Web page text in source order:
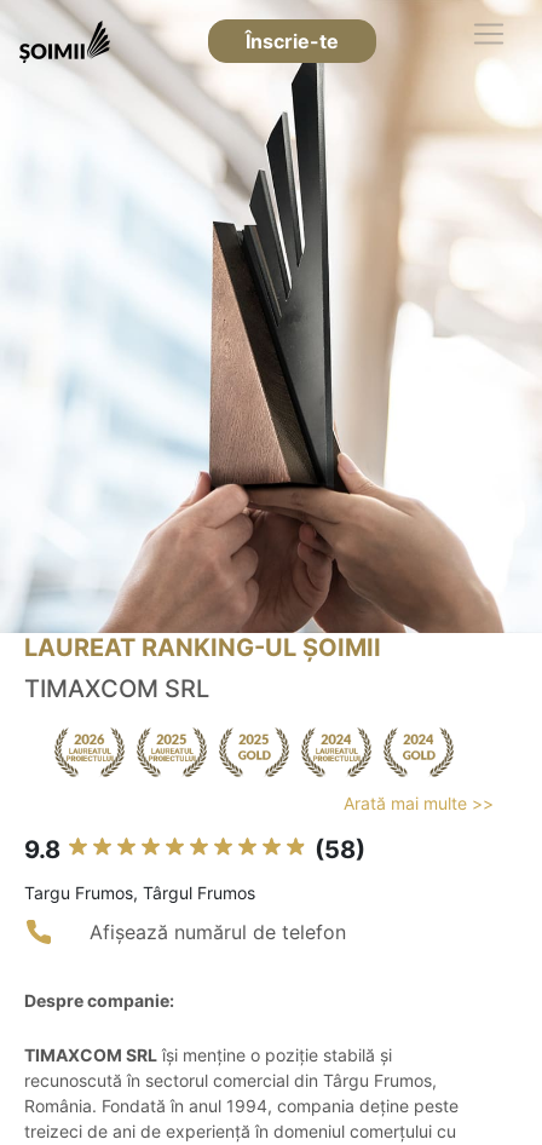
Înscrie-te
LAUREAT RANKING-UL ȘOIMII
TIMAXCOM SRL
Arată mai multe >>
9.8 (58)
Targu Frumos, Târgul Frumos
Afișează numărul de telefon
Despre companie:
TIMAXCOM SRLîși menține o poziție stabilă și
recunoscută în sectorul comercial din Târgu Frumos,
România. Fondată în anul 1994, compania deține peste
treizeci de ani de experiență în domeniul comerțului cu